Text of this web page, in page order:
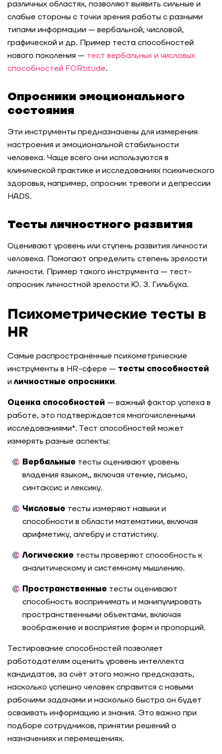
различных областях, позволяют выявить сильные и
слабые стороны с точки зрения работы с разными
типами информации — вербальной, числовой,
графической и др. Пример теста способностей
нового поколения — тест вербальных и числовых
способностей FORtitude.
Опросники эмоционального
состояния
Эти инструменты предназначены для измерения
настроения и эмоциональной стабильности
человека. Чаще всего они используются в
клинической практике и исследованиях психического
здоровья, например, опросник тревоги и депрессии
HADS.
Тесты личностного развития
Оценивают уровень или ступень развития личности
человека. Помогают определить степень зрелости
личности. Пример такого инструмента — тест-
опросник личностной зрелости Ю. З. Гильбуха.
Психометрические тесты в
HR
Самые распространённые психометрические
инструменты в HR-сфере — тесты способностей
и личностные опросники.
Оценка способностей — важный фактор успеха в
работе, это подтверждается многочисленными
исследованиями*. Тест способностей может
измерять разные аспекты:
Вербальные тесты оценивают уровень
владения языком,, включая чтение, письмо,
синтаксис и лексику.
Числовые тесты измеряют навыки и
способности в области математики, включая
арифметику, алгебру и статистику.
Логические тесты проверяют способность к
аналитическому и системному мышлению.
Пространственные тесты оценивают
способность воспринимать и манипулировать
пространственными объектами, включая
воображение и восприятие форм и пропорций.
Тестирование способностей позволяет
работодателям оценить уровень интеллекта
кандидатов, за счёт этого можно предсказать,
насколько успешно человек справится с новыми
рабочими задачами и насколько быстро он будет
осваивать информацию и знания. Это важно при
подборе сотрудников, принятии решений о
назначениях и перемещениях.